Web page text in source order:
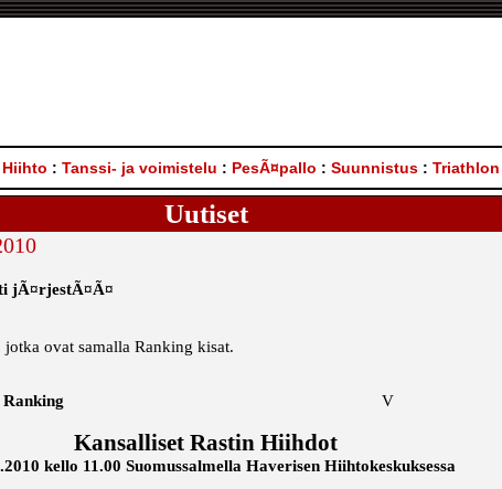
Hiihto : Tanssi- ja voimistelu : PesÃ¤pallo : Suunnistus : Triathlon
Uutiset
jÃ¤rjestÃ¤Ã¤
ovat samalla Ranking kisat.
Ranking V
Kansalliset Rastin Hiihdot
kello 11.00 Suomussalmella Haverisen Hiihtokeskuksessa